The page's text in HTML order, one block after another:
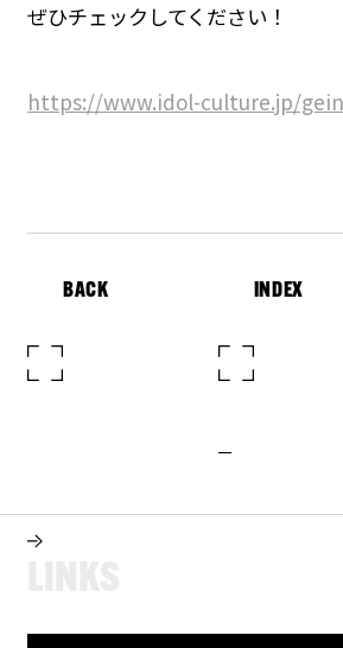
ぜひチェックしてください！
https://www.idol-culture.jp/
BACK INDEX